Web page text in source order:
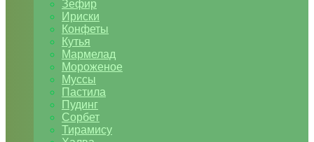
Зефир
Ириски
Конфеты
Кутья
Мармелад
Мороженое
Муссы
Пастила
Пудинг
Сорбет
Тирамису